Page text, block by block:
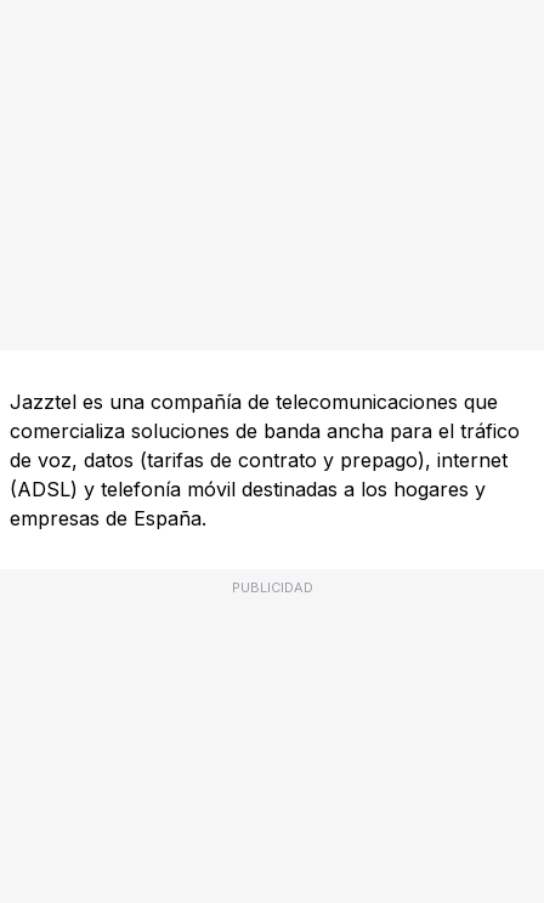
Jazztel es una compañía de telecomunicaciones que
comercializa soluciones de banda ancha para el tráfico
de voz, datos (tarifas de contrato y prepago), internet
(ADSL) y telefonía móvil destinadas a los hogares y
empresas de España.
PUBLICIDAD